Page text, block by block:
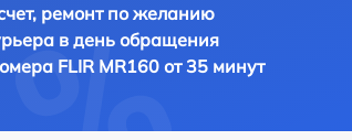
ремонт по желанию
в день обращения
FLIR MR160 от 35 минут